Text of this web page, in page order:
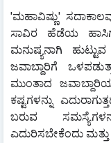
'ಮಹಾವಿಷ್ಣು'
ಸಾವಿರ ಹೆಡೆಯ
ಮನುಷ್ಯನಾಗಿ  ಹುಟ್ಟುವ
ಜವಾಬ್ದಾರಿಗೆ
ಮುಂತಾದ
ಕಷ್ಟಗಳನ್ನು
ಬರುವ
ಎದುರಿಸಬೇಕೆಂದು